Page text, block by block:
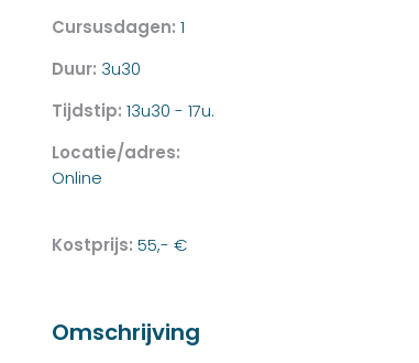
Cursusdagen: 1
Duur: 3u30
Tijdstip: 13u30 - 17u.
Locatie/adres:
Online
Kostprijs: 55,- €
Omschrijving